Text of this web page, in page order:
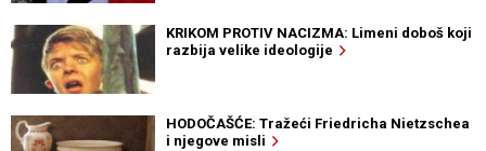
KRIKOM PROTIV NACIZMA: Limeni doboš koji
razbija velike ideologije
HODOČAŠĆE: Tražeći Friedricha Nietzschea
i njegove misli